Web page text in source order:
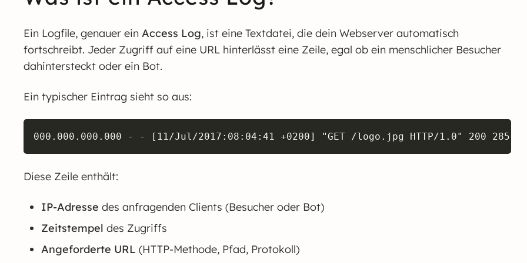
Ein Logfile, genauer ein Access Log, ist eine Textdatei, die dein Webserver automatisch
fortschreibt. Jeder Zugriff auf eine URL hinterlässt eine Zeile, egal ob ein menschlicher Besucher
dahintersteckt oder ein Bot.
Ein typischer Eintrag sieht so aus:
000.000.000.000 - - [11/Jul/2017:08:04:41 +0200] "GET /logo.jpg HTTP/1.0" 200 285 "
Copy
Diese Zeile enthält:
IP-Adresse des anfragenden Clients (Besucher oder Bot)
Zeitstempel des Zugriffs
Angeforderte URL (HTTP-Methode, Pfad, Protokoll)